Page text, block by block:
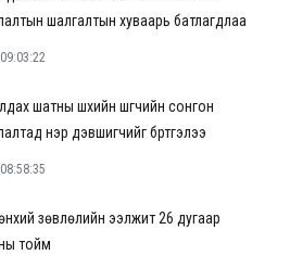
шалгалтын хуваарь батлагдлаа
шатны шүүхийн шүүгчийн сонгон
нэр дэвшигчийг бүртгэлээ
зөвлөлийн ээлжит 26 дугаар
тойм